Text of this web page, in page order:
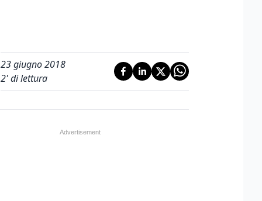
23 giugno 2018
2' di lettura